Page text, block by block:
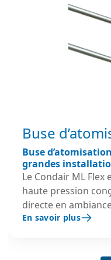
Buse
Buse
grandes
Le Condair ML Flex
haute pression
directe en
d’humidification
En savoir plus